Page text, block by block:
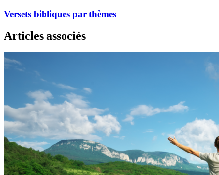
Versets bibliques par thèmes
Articles associés